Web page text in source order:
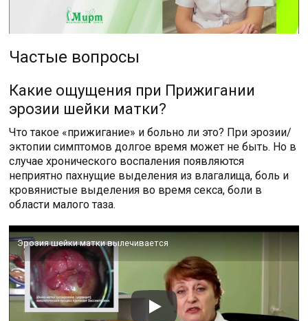
Частые вопросы
Какие ощущения при Прижигании
эрозии шейки матки?
Что такое «прижигание» и больно ли это? При эрозии/
эктопии симптомов долгое время может не быть. Но в
случае хронического воспаления появляются
неприятно пахнущие выделения из влагалища, боль и
кровянистые выделения во время секса, боли в
области малого таза.
Эрозия шейки матки вылечивается